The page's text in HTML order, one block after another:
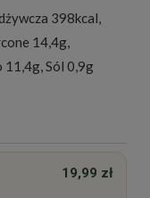
398kcal,
14,4g,
11,4g, Sól 0,9g
19,99 zł